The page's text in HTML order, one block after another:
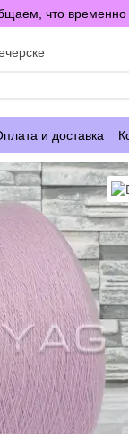
что временно
и доставка